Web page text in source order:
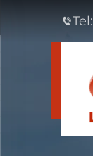
Tel: